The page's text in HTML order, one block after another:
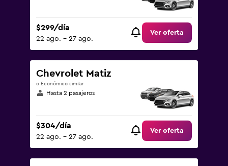
$299/día
22 ago. - 27 ago.
Ver oferta
Chevrolet Matiz
o Económico similar
Hasta 2 pasajeros
$304/día
22 ago. - 27 ago.
Ver oferta